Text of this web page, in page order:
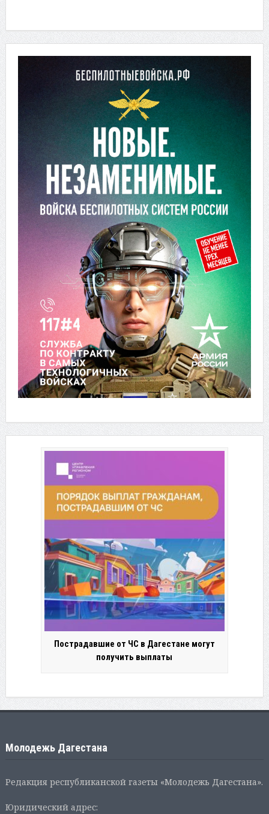
Пострадавшие от ЧС в Дагестане могут
получить выплаты
Молодежь Дагестана
Редакция республиканской газеты «Молодежь Дагестана».
Юридический адрес: